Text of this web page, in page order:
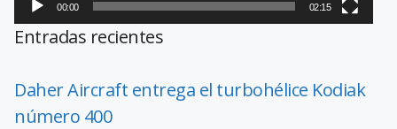
00:00 02:15
Entradas recientes
Daher Aircraft entrega el turbohélice Kodiak
número 400